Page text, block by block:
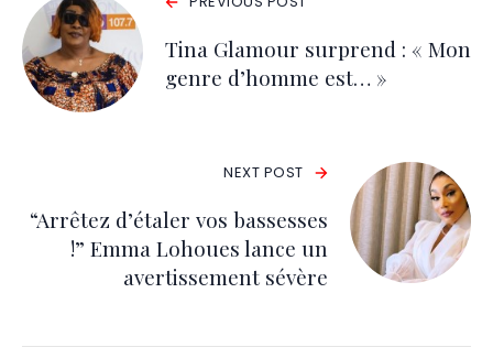
Tina Glamour surprend : « Mon
genre d’homme est… »
NEXT POST
“Arrêtez d’étaler vos bassesses
!” Emma Lohoues lance un
avertissement sévère